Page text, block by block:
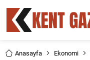
Anasayfa Ekonomi